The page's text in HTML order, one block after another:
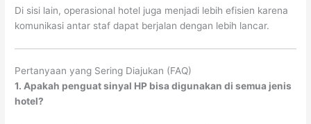
Di sisi lain, operasional hotel juga menjadi lebih efisien karena
komunikasi antar staf dapat berjalan dengan lebih lancar.
Pertanyaan yang Sering Diajukan (FAQ)
1. Apakah penguat sinyal HP bisa digunakan di semua jenis
hotel?